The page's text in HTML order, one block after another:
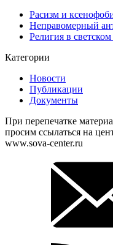
Расизм и
Неправомерный
Религия в
Категории
Новости
Публикации
Документы
При перепечатке
просим ссылаться на
www.sova-center.ru